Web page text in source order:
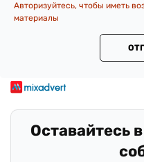
Авторизуйтесь, чтобы иметь
материалы
Оставайтесь